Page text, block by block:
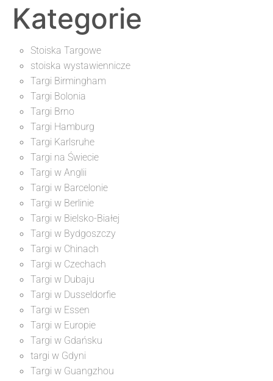
Kategorie
Stoiska Targowe
stoiska wystawiennicze
Targi Birmingham
Targi Bolonia
Targi Brno
Targi Hamburg
Targi Karlsruhe
Targi na Świecie
Targi w Anglii
Targi w Barcelonie
Targi w Berlinie
Targi w Bielsko-Białej
Targi w Bydgoszczy
Targi w Chinach
Targi w Czechach
Targi w Dubaju
Targi w Dusseldorfie
Targi w Essen
Targi w Europie
Targi w Gdańsku
targi w Gdyni
Targi w Guangzhou